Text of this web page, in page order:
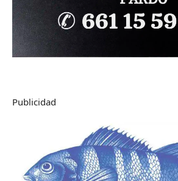
Publicidad